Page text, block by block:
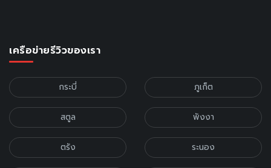
เครือข่ายรีวิวของเรา
กระบี่ ภูเก็ต
สตูล พังงา
ตรัง ระนอง